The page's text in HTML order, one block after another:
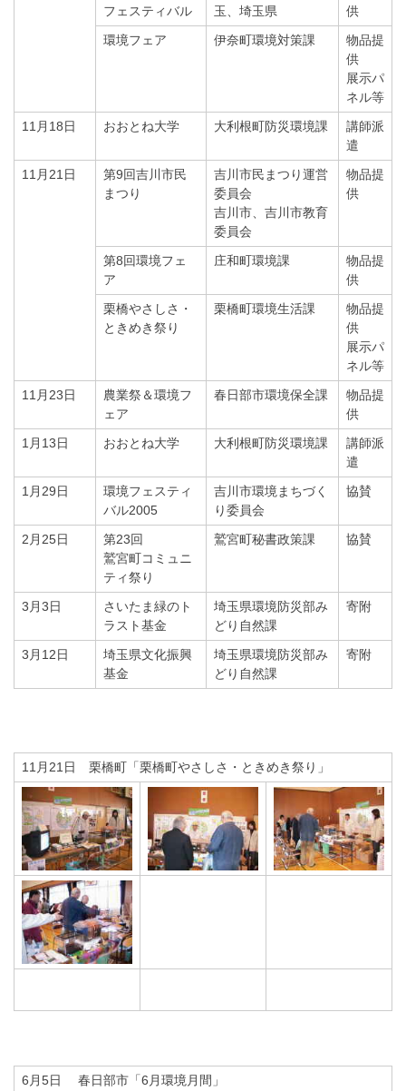
フェスティバル
玉、埼玉県
供
環境フェア
伊奈町環境対策課
物品提
供
展示パ
ネル等
11月18日
おおとね大学 大利根町防災環境課
講師派
遣
11月21日
第9回吉川市民
まつり
吉川市民まつり運営
委員会
吉川市、吉川市教育
委員会
物品提
供
第8回環境フェ
ア
庄和町環境課
物品提
供
栗橋やさしさ・
ときめき祭り
栗橋町環境生活課
物品提
供
展示パ
ネル等
11月23日
農業祭＆環境フ
ェア
春日部市環境保全課
物品提
供
1月13日
おおとね大学 大利根町防災環境課
講師派
遣
1月29日
環境フェスティ
バル2005
吉川市環境まちづく
り委員会
協賛
2月25日
第23回
鷲宮町コミュニ
ティ祭り
鷲宮町秘書政策課 協賛
3月3日
さいたま緑のト
ラスト基金
埼玉県環境防災部み
どり自然課
寄附
3月12日
埼玉県文化振興
基金
埼玉県環境防災部み
どり自然課
寄附
11月21日 栗橋町「栗橋町やさしさ・ときめき祭り」
6月5日 春日部市「6月環境月間」